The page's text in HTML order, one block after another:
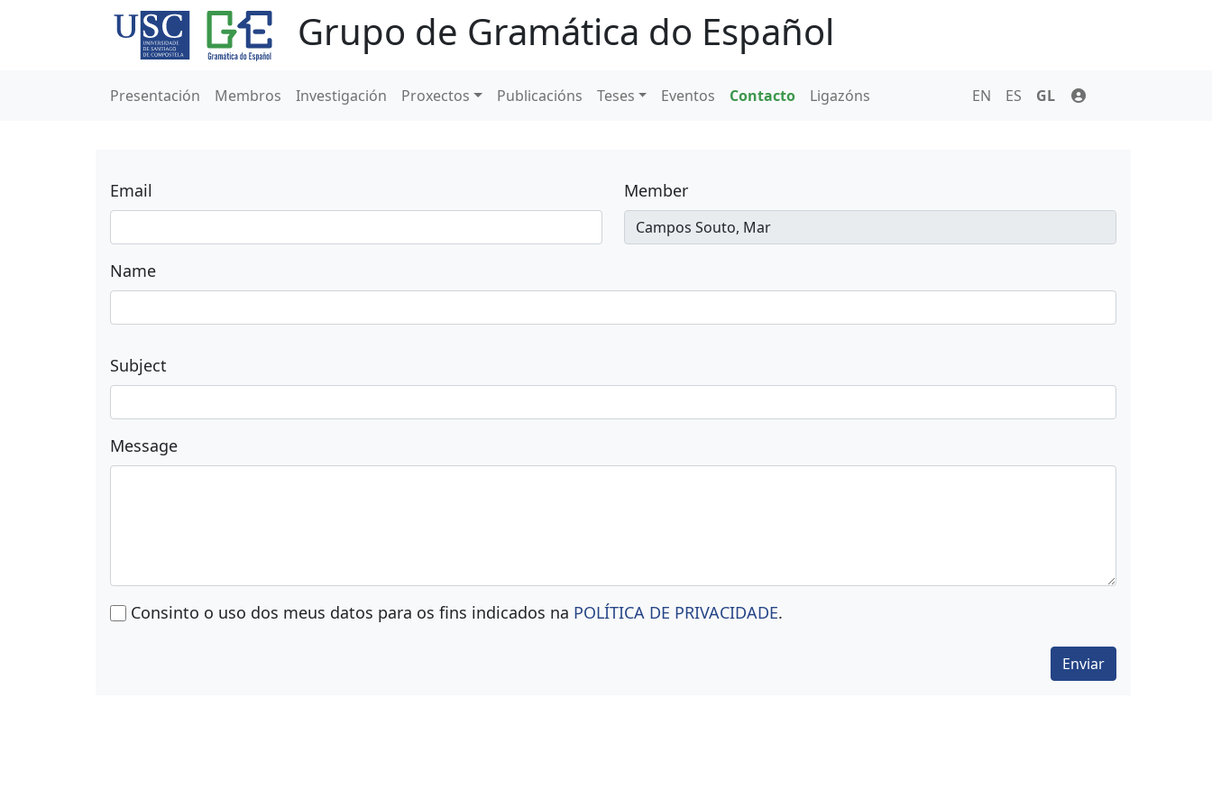
Grupo de Gramática do Español
Presentación Membros Investigación Proxectos Publicacións Teses Eventos Contacto Ligazóns EN ES GL
Email Member
Name
Subject
Message
Consinto o uso dos meus datos para os fins indicados na POLÍTICA DE PRIVACIDADE.